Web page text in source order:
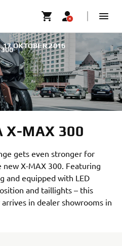
300
17 OKTOBER 2016
X-MAX 300
gets even stronger for
X-MAX 300. Featuring
and equipped with LED
and taillights – this
in dealer showrooms in